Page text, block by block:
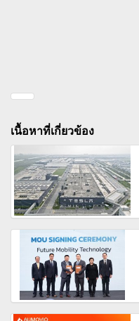
เนื้อหาที่เกี่ยวข้อง